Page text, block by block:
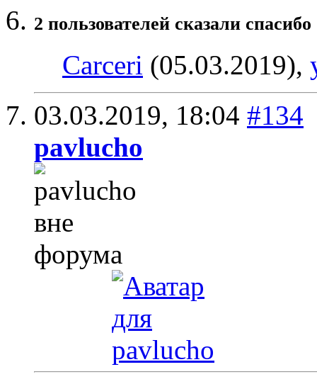
2 пользователей сказали
Carceri (05.03.2019),
03.03.2019, 18:04 #134
pavlucho